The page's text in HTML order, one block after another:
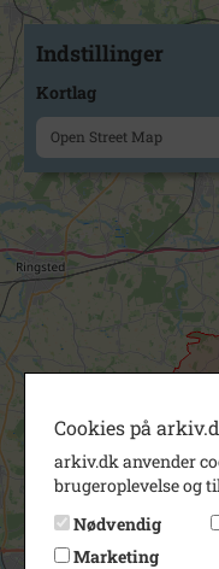
Indstillinger
Kortlag
Open Street Map
Cookies på
arkiv.dk anvender
brugeroplevelse og
Nødvendig
Marketing